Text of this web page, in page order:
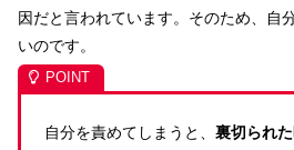
因だと言われています。そのため、自
いのです。
自分を責めてしまうと、 裏切られ